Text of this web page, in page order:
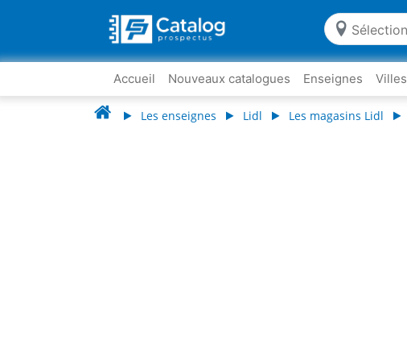
Accueil Nouveaux catalogues Enseignes Villes
Les enseignes Lidl Les magasins Lidl